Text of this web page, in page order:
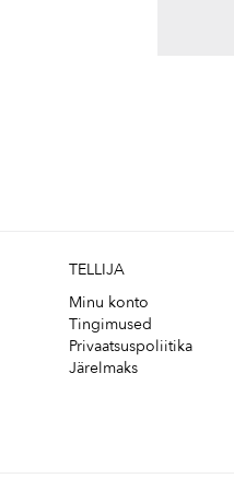
TELLIJA
Minu konto
Tingimused
Privaatsuspoliitika
Järelmaks